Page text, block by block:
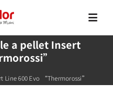
a pellet Insert
Line 600 Evo “Thermorossi”